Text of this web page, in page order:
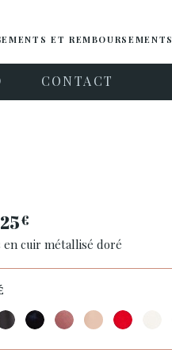
ET REMBOURSEMENTS
CONTACT
€
en cuir métallisé doré